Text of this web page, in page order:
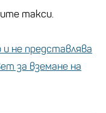
такси.
не представлява
за вземане на